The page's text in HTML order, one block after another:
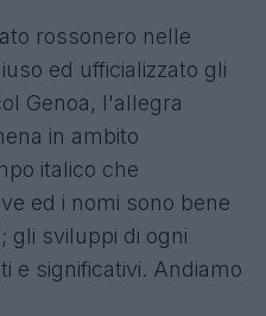
rossonero nelle
ed ufficializzato gli
Genoa, l'allegra
in ambito
italico che
ed i nomi sono bene
gli sviluppi di ogni
e significativi. Andiamo